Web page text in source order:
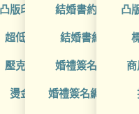
凸版印刷喜帖
超低價喜帖
壓克力喜帖
燙金喜帖
結婚書約組
結婚書約
婚禮簽名簿
婚禮簽名綢(p)
凸